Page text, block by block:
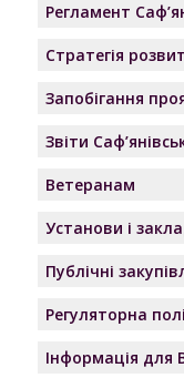
Регламент
Стратегія
Запобігання
Звіти
Ветеранам
Установи і
Публічні
Регуляторна
Інформація для